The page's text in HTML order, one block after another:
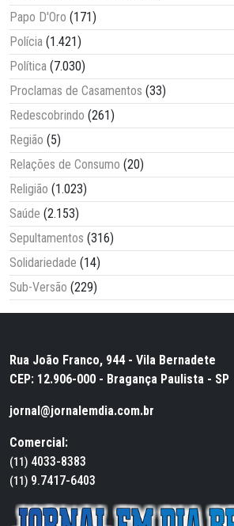
Papo D'Oro (171)
Polícia (1.421)
Política (7.030)
Proclamas de Casamentos (33)
Redescobrindo (261)
Região (5)
Relações de Consumo (20)
Religião (1.023)
Saúde (2.153)
Sepultamentos (316)
Solidariedade (14)
Sub-Versão (229)
Rua João Franco, 944 - Vila Bernadete
CEP: 12.906-000 - Bragança Paulista - SP
jornal@jornalemdia.com.br
Comercial:
(11) 4033-8383
(11) 9.7417-6403